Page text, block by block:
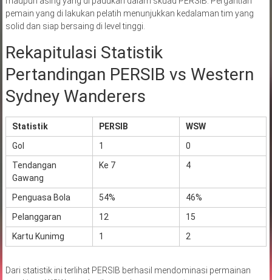
pemain yang di lakukan pelatih menunjukkan kedalaman tim yang
solid dan siap bersaing di level tinggi.
Rekapitulasi Statistik
Pertandingan PERSIB vs Western
Sydney Wanderers
Statistik PERSIB
WSW
Gol
1
0
Tendangan
Gawang
Ke 7 4
Penguasa Bola 54%
46%
Pelanggaran
12
15
Kartu Kunimg
1 2
Dari statistik ini terlihat PERSIB berhasil mendominasi permainan